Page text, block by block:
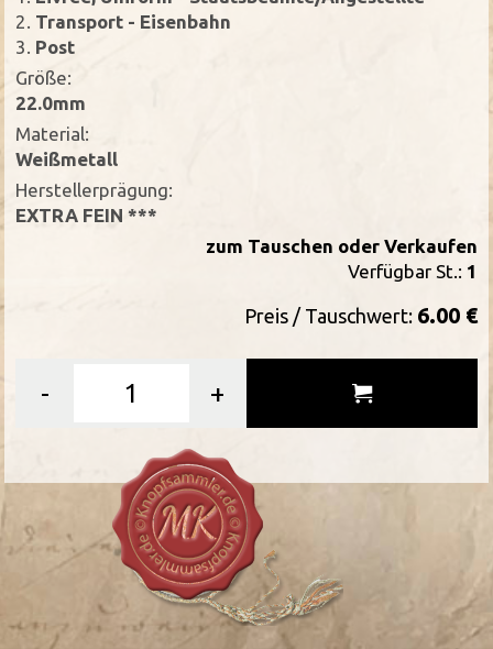
2. Transport - Eisenbahn
3. Post
Größe:
22.0mm
Material:
Weißmetall
Herstellerprägung:
EXTRA FEIN ***
zum Tauschen oder Verkaufen
Verfügbar St.: 1
Preis / Tauschwert: 6.00 €
- +